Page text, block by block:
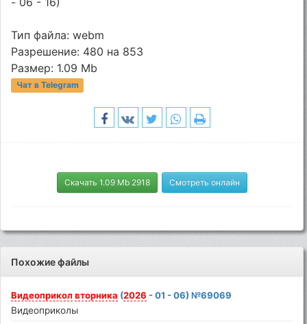
Тип файла: webm
Разрешение: 480 на 853
Размер: 1.09 Mb
Чат в Telegram
Скачать 1.09 Mb 2918 Смотреть онлайн
Похожие файлы
Видеоприкол вторника (2026 - 01 - 06) №69069
Видеоприколы